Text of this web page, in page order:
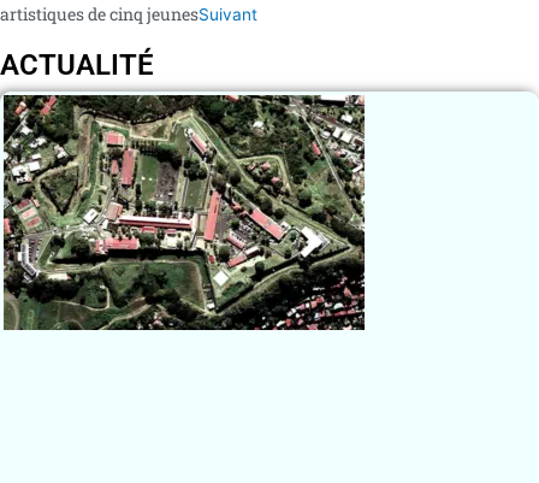
artistiques de cinq jeunesSuivant
ACTUALITÉ